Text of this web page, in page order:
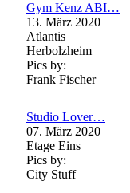
Gym Kenz ABI…
13. März 2020
Atlantis
Herbolzheim
Pics by:
Frank Fischer
Studio Lover…
07. März 2020
Etage Eins
Pics by:
City Stuff